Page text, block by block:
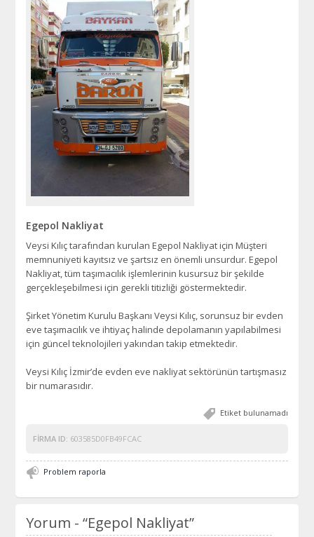
Egepol Nakliyat
Veysi Kılıç tarafından kurulan Egepol Nakliyat için Müşteri
memnuniyeti kayıtsız ve şartsız en önemli unsurdur. Egepol
Nakliyat, tüm taşımacılık işlemlerinin kusursuz bir şekilde
gerçekleşebilmesi için gerekli titizliği göstermektedir.
Şirket Yönetim Kurulu Başkanı Veysi Kılıç, sorunsuz bir evden
eve taşımacılık ve ihtiyaç halinde depolamanın yapılabilmesi
için güncel teknolojileri yakından takip etmektedir.
Veysi Kılıç İzmir’de evden eve nakliyat sektörünün tartışmasız
bir numarasıdır.
Etiket bulunamadı
FIRMA ID: 603585D0FB49FCAC
Problem raporla
Yorum -“Egepol Nakliyat”